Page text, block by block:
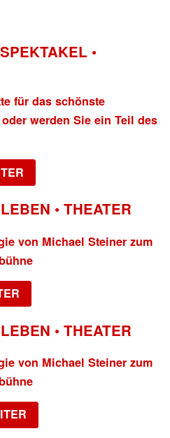
•
für das schönste
werden Sie ein Teil des
• THEATER
von Michael Steiner zum
• THEATER
von Michael Steiner zum